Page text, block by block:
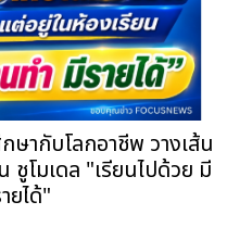
ษากับโลกอาชีพ วางเส้น
ชูโมเดล "เรียนไปด้วย มี
ยได้"